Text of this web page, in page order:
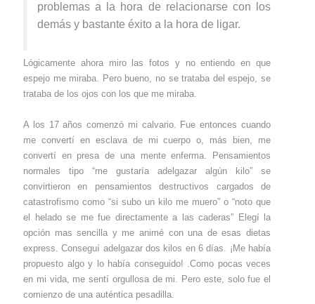
problemas a la hora de relacionarse con los
demás y bastante éxito a la hora de ligar.
Lógicamente ahora miro las fotos y no entiendo en que
espejo me miraba. Pero bueno, no se trataba del espejo, se
trataba de los ojos con los que me miraba.
A los 17 años comenzó mi calvario. Fue entonces cuando
me convertí en esclava de mi cuerpo o, más bien, me
convertí en presa de una mente enferma. Pensamientos
normales tipo “me gustaría adelgazar algún kilo” se
convirtieron en pensamientos destructivos cargados de
catastrofismo como “si subo un kilo me muero” o “noto que
el helado se me fue directamente a las caderas” Elegí la
opción mas sencilla y me animé con una de esas dietas
express. Conseguí adelgazar dos kilos en 6 días. ¡Me había
propuesto algo y lo había conseguido! .Como pocas veces
en mi vida, me sentí orgullosa de mi. Pero este, solo fue el
comienzo de una auténtica pesadilla.